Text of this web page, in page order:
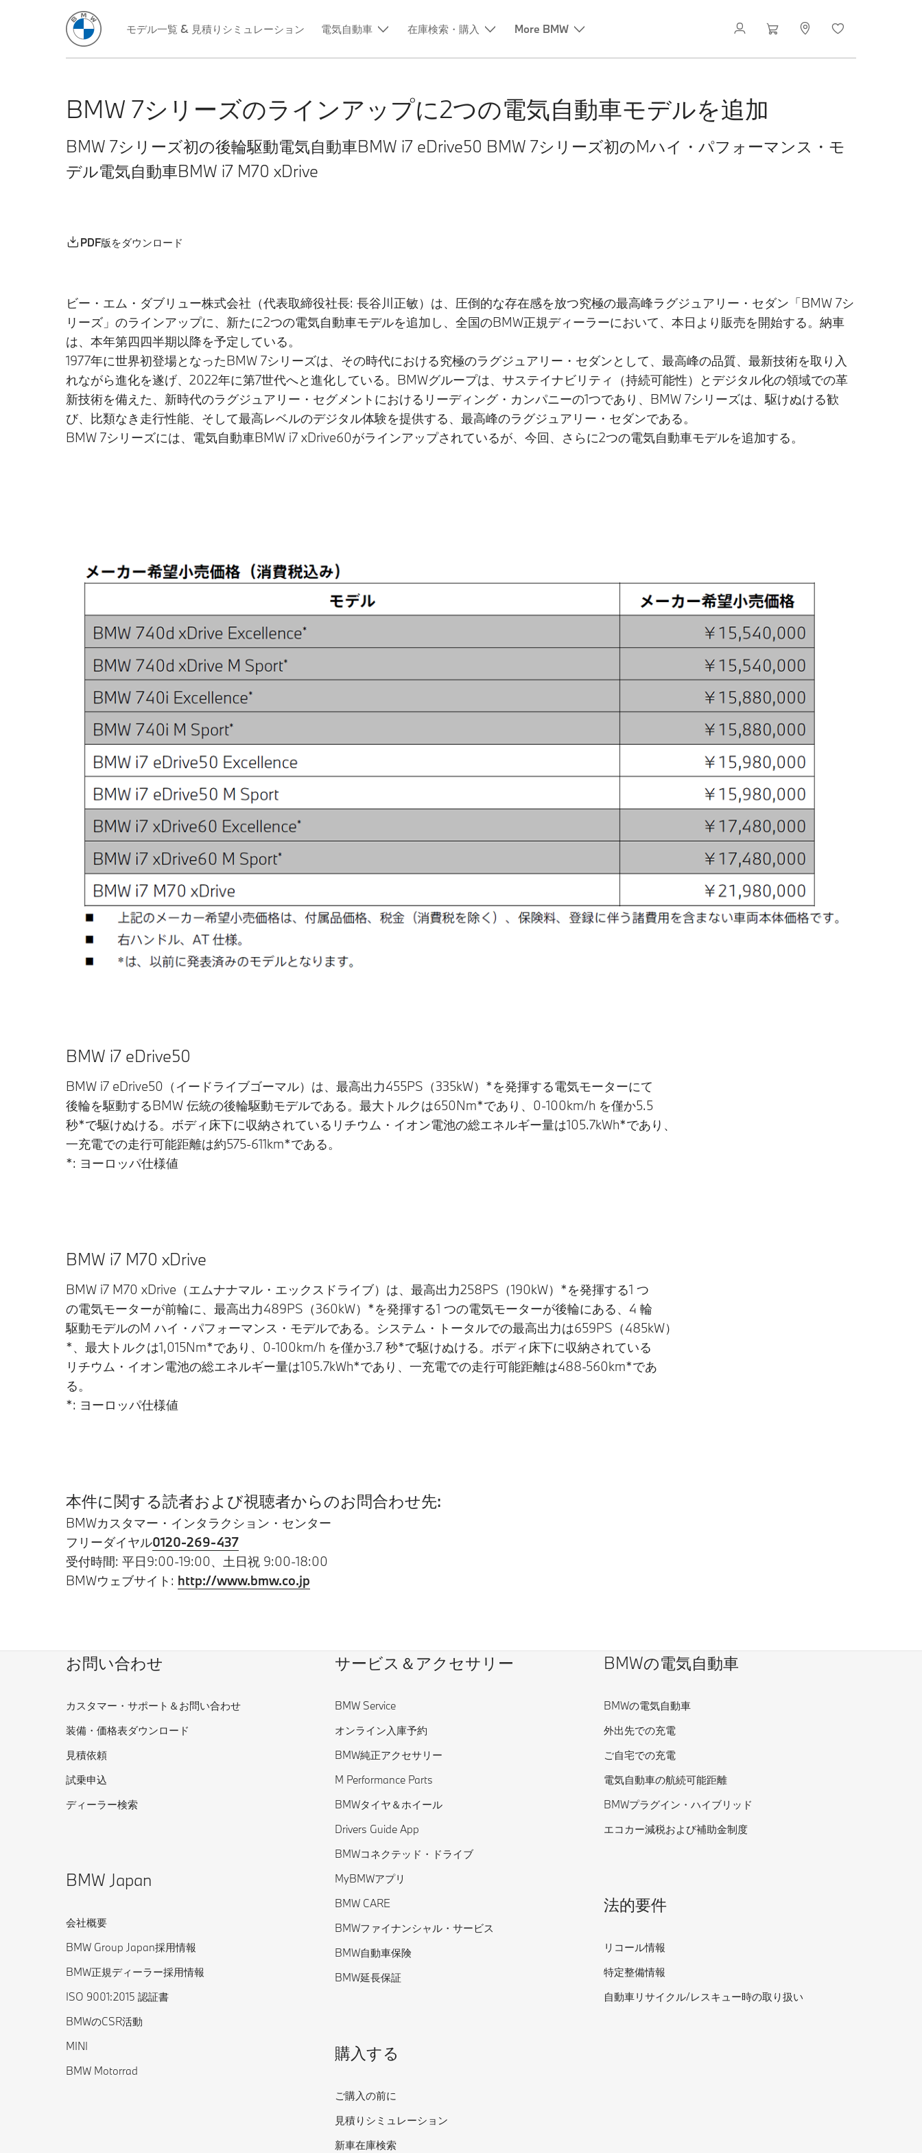
モデル一覧 & 見積りシミュレーション 電気自動車 在庫検索・購入 More BMW
BMW 7シリーズのラインアップに2つの電気自動車モデルを追加
BMW 7シリーズ初の後輪駆動電気自動車BMW i7 eDrive50 BMW 7シリーズ初のMハイ・パフォーマンス・モ
デル電気自動車BMW i7 M70 xDrive
PDF版をダウンロード
ビー・エム・ダブリュー株式会社（代表取締役社長: 長谷川正敏）は、圧倒的な存在感を放つ究極の最高峰ラグジュアリー・セダン「BMW 7シ
リーズ」のラインアップに、新たに2つの電気自動車モデルを追加し、全国のBMW正規ディーラーにおいて、本日より販売を開始する。納車
は、本年第四四半期以降を予定している。
1977年に世界初登場となったBMW 7シリーズは、その時代における究極のラグジュアリー・セダンとして、最高峰の品質、最新技術を取り入
れながら進化を遂げ、2022年に第7世代へと進化している。BMWグループは、サステイナビリティ（持続可能性）とデジタル化の領域での革
新技術を備えた、新時代のラグジュアリー・セグメントにおけるリーディング・カンパニーの1つであり、BMW 7シリーズは、駆けぬける歓
び、比類なき走行性能、そして最高レベルのデジタル体験を提供する、最高峰のラグジュアリー・セダンである。
BMW 7シリーズには、電気自動車BMW i7 xDrive60がラインアップされているが、今回、さらに2つの電気自動車モデルを追加する。
BMW i7 eDrive50
BMW i7 eDrive50（イードライブゴーマル）は、最高出力455PS（335kW）*を発揮する電気モーターにて
後輪を駆動するBMW 伝統の後輪駆動モデルである。最大トルクは650Nm*であり、0-100km/h を僅か5.5
秒*で駆けぬける。ボディ床下に収納されているリチウム・イオン電池の総エネルギー量は105.7kWh*であり、
一充電での走行可能距離は約575-611km*である。
*: ヨーロッパ仕様値
BMW i7 M70 xDrive
BMW i7 M70 xDrive（エムナナマル・エックスドライブ）は、最高出力258PS（190kW）*を発揮する1 つ
の電気モーターが前輪に、最高出力489PS（360kW）*を発揮する1 つの電気モーターが後輪にある、4 輪
駆動モデルのM ハイ・パフォーマンス・モデルである。システム・トータルでの最高出力は659PS（485kW）
*、最大トルクは1,015Nm*であり、0-100km/h を僅か3.7 秒*で駆けぬける。ボディ床下に収納されている
リチウム・イオン電池の総エネルギー量は105.7kWh*であり、一充電での走行可能距離は488-560km*であ
る。
*: ヨーロッパ仕様値
本件に関する読者および視聴者からのお問合わせ先:
BMWカスタマー・インタラクション・センター
フリーダイヤル0120-269-437
受付時間: 平日9:00-19:00、土日祝 9:00-18:00
BMWウェブサイト: http://www.bmw.co.jp
お問い合わせ
カスタマー・サポート＆お問い合わせ
装備・価格表ダウンロード
見積依頼
試乗申込
ディーラー検索
BMW Japan
会社概要
BMW Group Japan採用情報
BMW正規ディーラー採用情報
ISO 9001:2015 認証書
BMWのCSR活動
MINI
BMW Motorrad
サービス＆アクセサリー
BMW Service
オンライン入庫予約
BMW純正アクセサリー
M Performance Parts
BMWタイヤ＆ホイール
Drivers Guide App
BMWコネクテッド・ドライブ
MyBMWアプリ
BMW CARE
BMWファイナンシャル・サービス
BMW自動車保険
BMW延長保証
購入する
ご購入の前に
見積りシミュレーション
新車在庫検索
BMWの電気自動車
BMWの電気自動車
外出先での充電
ご自宅での充電
電気自動車の航続可能距離
BMWプラグイン・ハイブリッド
エコカー減税および補助金制度
法的要件
リコール情報
特定整備情報
自動車リサイクル/レスキュー時の取り扱い